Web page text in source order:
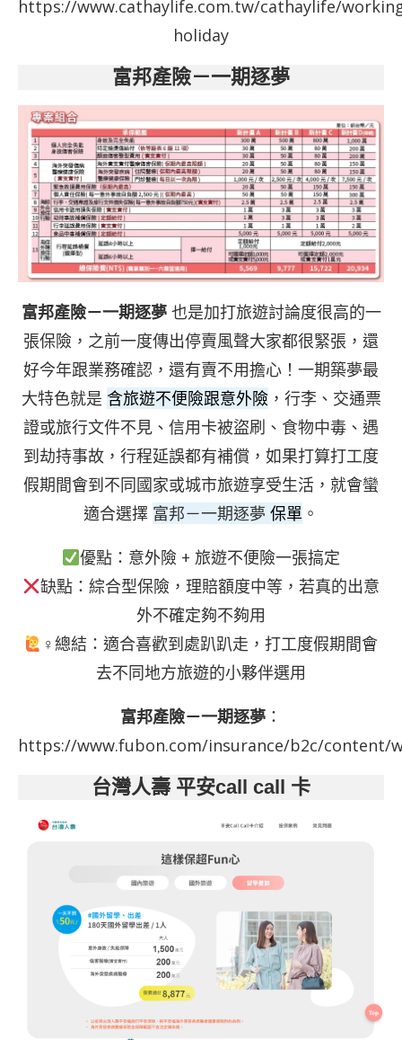
https://www.cathaylife.com.tw/cathaylife/
holiday
富邦產險－一期逐夢
富邦產險－一期逐夢也是加打旅遊討論度很高的一
張保險，之前一度傳出停賣風聲大家都很緊張，還
好今年跟業務確認，還有賣不用擔心！一期築夢最
大特色就是 含旅遊不便險跟意外險 ，行李、交通票
證或旅行文件不見、信用卡被盜刷、食物中毒、遇
到劫持事故，行程延誤都有補償，如果打算打工度
假期間會到不同國家或城市旅遊享受生活，就會蠻
適合選擇 富邦－一期逐夢 保單 。
優點：意外險 + 旅遊不便險一張搞定
缺點：綜合型保險，理賠額度中等，若真的出意
外不確定夠不夠用
‍♀總結：適合喜歡到處趴趴走，打工度假期間會
去不同地方旅遊的小夥伴選用
富邦產險－一期逐夢 ：
https://www.fubon.com/insurance/b2c/content/
台灣人壽 平安call call 卡